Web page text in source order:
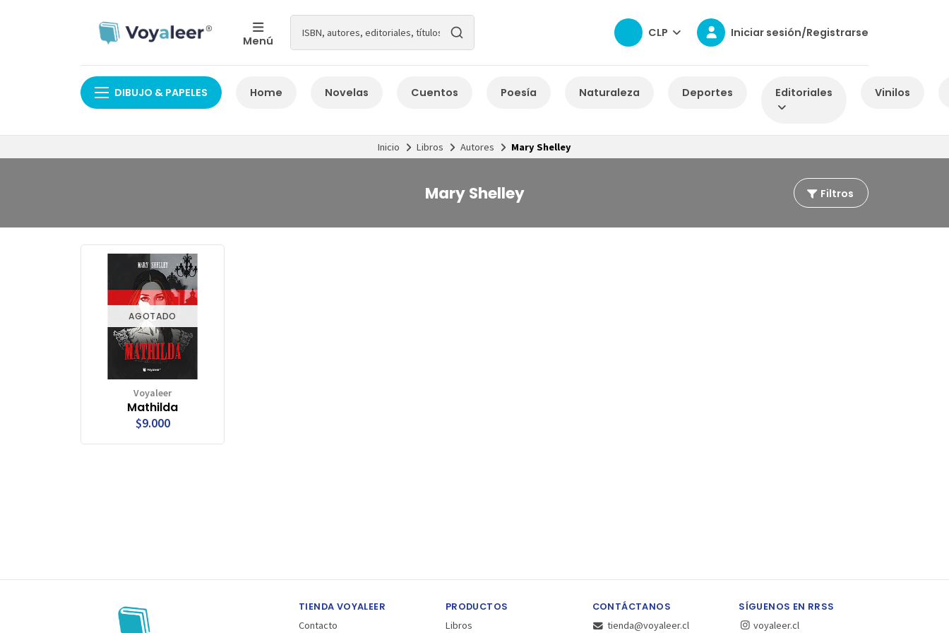
Menú
CLP Iniciar sesión/Registrarse
DIBUJO & PAPELES Home Novelas Cuentos Poesía Naturaleza Deportes Editoriales Vinilos
Inicio Libros Autores Mary Shelley
Mary Shelley Filtros
AGOTADO
Voyaleer
Mathilda
$9.000
TIENDA VOYALEER
Contacto
PRODUCTOS
Libros
CONTÁCTANOS
tienda@voyaleer.cl
SÍGUENOS EN RRSS
voyaleer.cl